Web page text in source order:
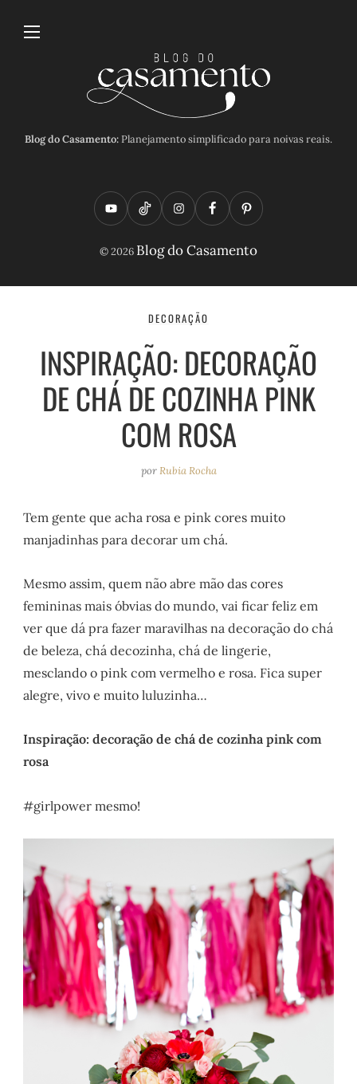
Blog do Casamento:Planejamento simplificado para noivas reais.
Y
o
t
e
T
i
t
o
I
n
t
a
a
m
F
a
e
o
k
P
i
t
e
s
t
© 2026 Blog do Casamento
DECORAÇÃO
INSPIRAÇÃO: DECORAÇÃO
DE CHÁ DE COZINHA PINK
COM ROSA
porRubia Rocha
Tem gente que acha rosa e pink cores muito
manjadinhas para decorar um chá.
Mesmo assim, quem não abre mão das cores
femininas mais óbvias do mundo, vai ficar feliz em
ver que dá pra fazer maravilhas na decoração do chá
de beleza, chá decozinha, chá de lingerie,
mesclando o pink com vermelho e rosa. Fica super
alegre, vivo e muito luluzinha…
Inspiração: decoração de chá de cozinha pink com
rosa
#girlpower mesmo!